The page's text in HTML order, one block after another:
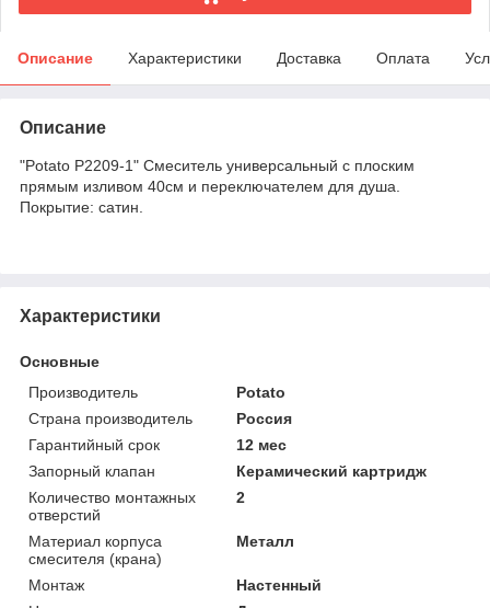
Описание Характеристики Доставка Оплата
Описание
"Potato P2209-1" Смеситель универсальный с плоским
прямым изливом 40см и переключателем для душа.
Покрытие: сатин.
Характеристики
Основные
Производитель
Potato
Страна производитель
Россия
Гарантийный срок
12 мес
Запорный клапан
Керамический картридж
Количество монтажных
отверстий
2
Материал корпуса
смесителя (крана)
Металл
Монтаж
Настенный